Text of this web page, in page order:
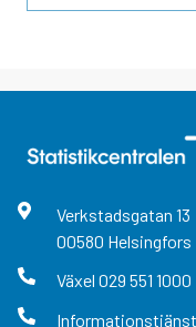
Verkstadsgatan 13
00580 Helsingfors
Växel 029 551 1000
Informationstjänst